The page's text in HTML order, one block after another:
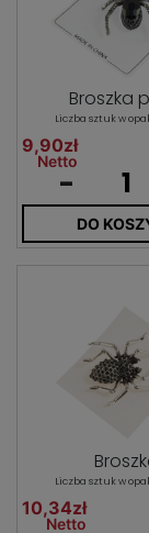
Broszka
Liczba sztuk w
9,90zł
Netto
-
DO
Liczba sztuk w
10,34zł
Netto